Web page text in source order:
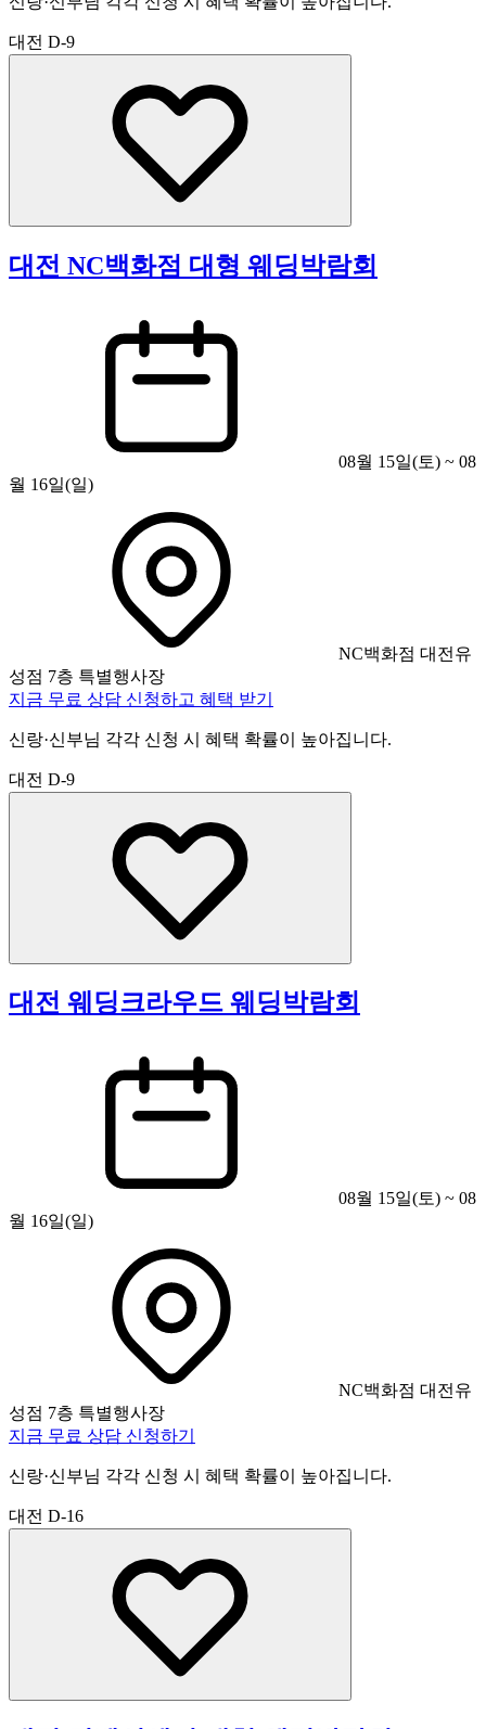
대전 D-9
대전 NC백화점 대형 웨딩박람회
08월 15일(토) ~ 08
월 16일(일)
NC백화점 대전유
성점 7층 특별행사장
지금 무료 상담 신청하고 혜택 받기
신랑·신부님 각각 신청 시 혜택 확률이 높아집니다.
대전 D-9
대전 웨딩크라우드 웨딩박람회
08월 15일(토) ~ 08
월 16일(일)
NC백화점 대전유
성점 7층 특별행사장
지금 무료 상담 신청하기
신랑·신부님 각각 신청 시 혜택 확률이 높아집니다.
대전 D-16